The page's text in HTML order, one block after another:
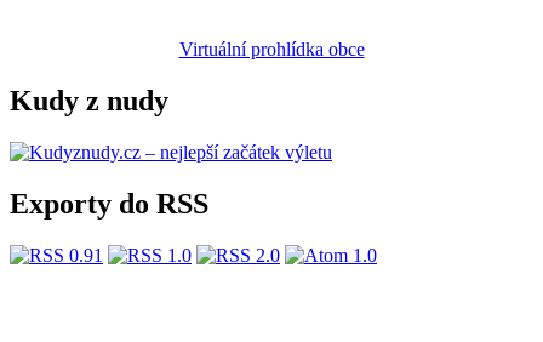
Virtuální prohlídka obce
Kudy z nudy
Exporty do RSS